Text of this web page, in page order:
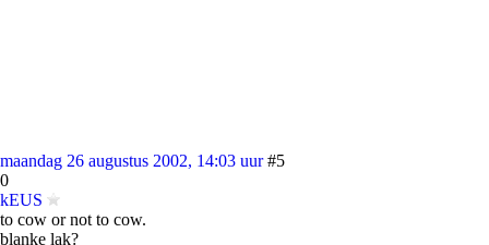
maandag 26 augustus 2002, 14:03 uur #5
0
kEUS
to cow or not to cow.
blanke lak?